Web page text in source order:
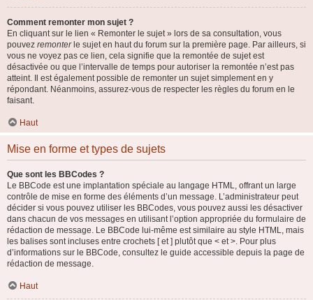
Comment remonter mon sujet ?
En cliquant sur le lien « Remonter le sujet » lors de sa consultation, vous
pouvez remonterle sujet en haut du forum sur la première page. Par ailleurs, si
vous ne voyez pas ce lien, cela signifie que la remontée de sujet est
désactivée ou que l’intervalle de temps pour autoriser la remontée n’est pas
atteint. Il est également possible de remonter un sujet simplement en y
répondant. Néanmoins, assurez-vous de respecter les règles du forum en le
faisant.
Haut
Mise en forme et types de sujets
Que sont les BBCodes ?
Le BBCode est une implantation spéciale au langage HTML, offrant un large
contrôle de mise en forme des éléments d’un message. L’administrateur peut
décider si vous pouvez utiliser les BBCodes, vous pouvez aussi les désactiver
dans chacun de vos messages en utilisant l’option appropriée du formulaire de
rédaction de message. Le BBCode lui-même est similaire au style HTML, mais
les balises sont incluses entre crochets [ et ] plutôt que < et >. Pour plus
d’informations sur le BBCode, consultez le guide accessible depuis la page de
rédaction de message.
Haut